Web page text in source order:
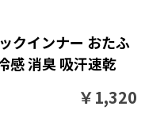
クインナー おたふ
感 消臭 吸汗速乾
￥1,320